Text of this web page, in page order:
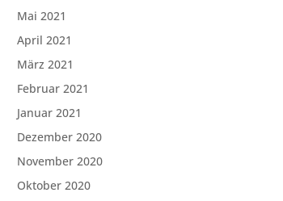
Mai 2021
April 2021
März 2021
Februar 2021
Januar 2021
Dezember 2020
November 2020
Oktober 2020